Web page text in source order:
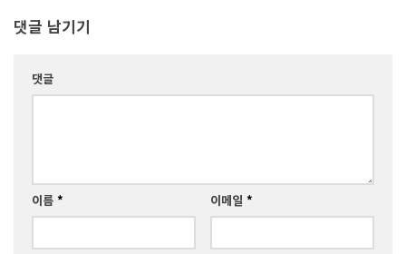
댓글 남기기
댓글
이름 * 이메일 *